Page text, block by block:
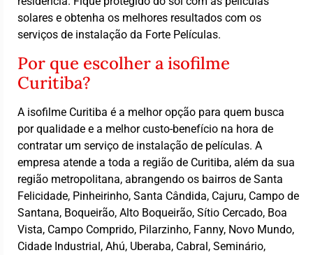
solares e obtenha os melhores resultados com os
serviços de instalação da Forte Películas.
Por que escolher a isofilme
Curitiba?
A isofilme Curitiba é a melhor opção para quem busca
por qualidade e a melhor custo-benefício na hora de
contratar um serviço de instalação de películas. A
empresa atende a toda a região de Curitiba, além da sua
região metropolitana, abrangendo os bairros de Santa
Felicidade, Pinheirinho, Santa Cândida, Cajuru, Campo de
Santana, Boqueirão, Alto Boqueirão, Sítio Cercado, Boa
Vista, Campo Comprido, Pilarzinho, Fanny, Novo Mundo,
Cidade Industrial, Ahú, Uberaba, Cabral, Seminário,